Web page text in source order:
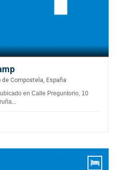
Compostela, España
en Calle Preguntorio, 10